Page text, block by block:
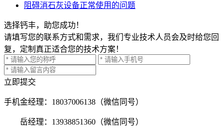
阻碍消石灰设备正常使用的问题
选择钙丰，助您成功！
请填写您的联系方式和需求，我们专业技术人员会及时给您回
复，定制真正适合您的技术方案！
立即提交
手机金经理：18037006138（微信同号）
岳经理：13938851360（微信同号）